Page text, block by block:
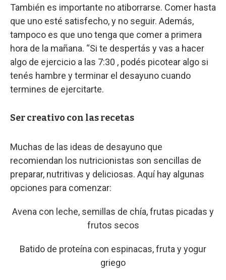
También es importante no atiborrarse. Comer hasta
que uno esté satisfecho, y no seguir. Además,
tampoco es que uno tenga que comer a primera
hora de la mañana. “Si te despertás y vas a hacer
algo de ejercicio a las 7:30 , podés picotear algo si
tenés hambre y terminar el desayuno cuando
termines de ejercitarte.
Ser creativo con las recetas
Muchas de las ideas de desayuno que
recomiendan los nutricionistas son sencillas de
preparar, nutritivas y deliciosas. Aquí hay algunas
opciones para comenzar:
Avena con leche, semillas de chía, frutas picadas y
frutos secos
Batido de proteína con espinacas, fruta y yogur
griego